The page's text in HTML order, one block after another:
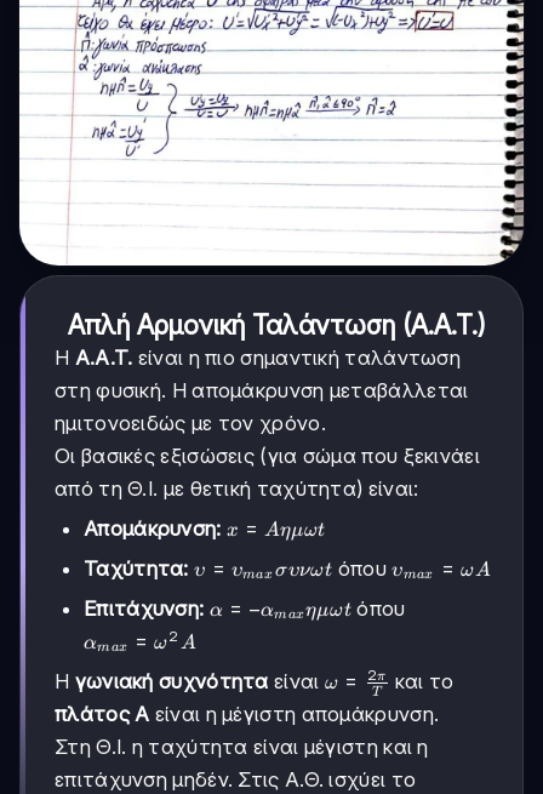
Απλή Αρμονική Ταλάντωση (Α.Α.Τ.)
Η Α.Α.Τ. είναι η πιο σημαντική ταλάντωση
στη φυσική. Η απομάκρυνση μεταβάλλεται
ημιτονοειδώς με τον χρόνο.
Οι βασικές εξισώσεις (για σώμα που ξεκινάει
από τη Θ.Ι. με θετική ταχύτητα) είναι:
Απομάκρυνση: x =
ημωt
x = Aημωt
Ταχύτητα: υ =
συνωt
υ = υmaxσυνωt όπουυ_{max}
υmax = ωA
Επιτάχυνση: α =
α = −αmaxημωtόπου
α_{max}
αmax = ω2 A
Η γωνιακή συχνότητα είναι ω =
\frac{2π}
{T}
ω = T
2π
και το
πλάτος A είναι η μέγιστη απομάκρυνση.
Στη Θ.Ι. η ταχύτητα είναι μέγιστη και η
επιτάχυνση μηδέν. Στις Α.Θ. ισχύει το